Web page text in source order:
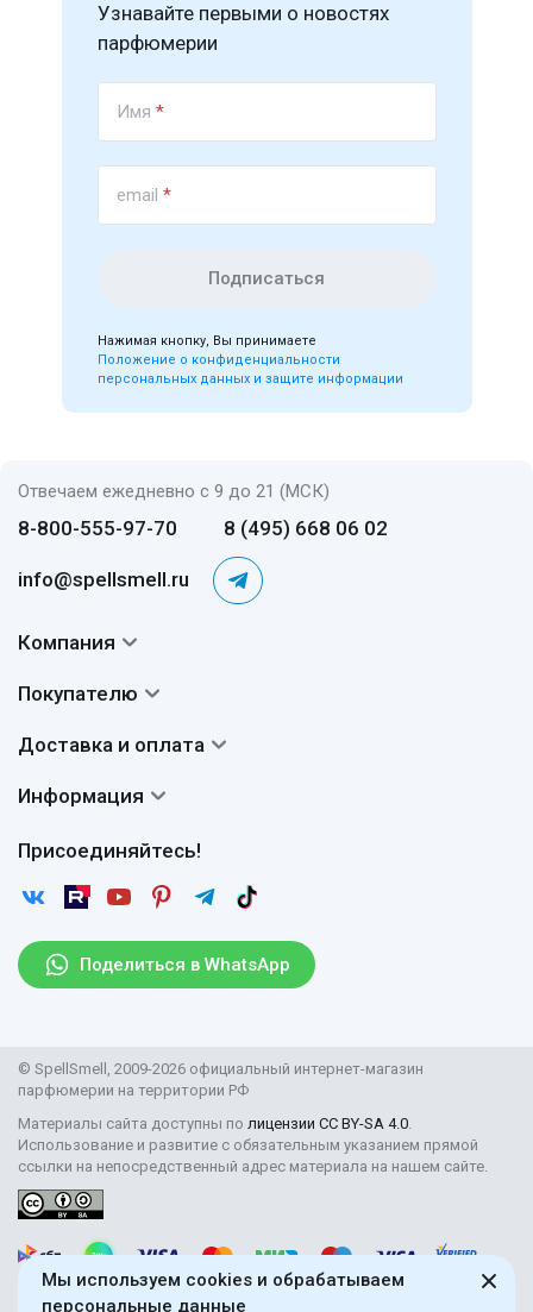
Мы используем cookies и обрабатываем
персональные данные
Узнавайте первыми о новостях
парфюмерии
Имя *
email *
Подписаться
Нажимая кнопку, Вы принимаете
Положение о конфиденциальности
персональных данных и защите информации
Отвечаем ежедневно с 9 до 21 (МСК)
8-800-555-97-70 8 (495) 668 06 02
info@spellsmell.ru
Поделиться в WhatsApp
Присоединяйтесь!
Компания
Авторы
Сертификаты
Покупателю
Вопросы и ответы
Отзывы
Рассылка
Доставка и оплата
Доставка
Возврат
Информация
Пользовательское соглашение
Защита персональных данных
Правила продажи товаров (Постановление Правительства
Поставщикам
© SpellSmell, 2009-2026 официальный интернет-магазин
парфюмерии на территории РФ
Материалы сайта доступны по лицензии CC BY-SA 4.0.
Использование и развитие с обязательным указанием прямой
ссылки на непосредственный адрес материала на нашем сайте.